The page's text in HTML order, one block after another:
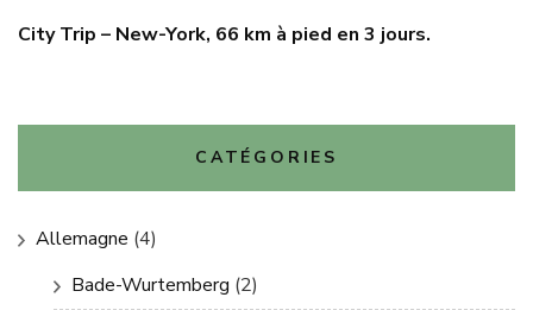
City Trip – New-York, 66 km à pied en 3 jours.
CATÉGORIES
Allemagne (4)
Bade-Wurtemberg (2)